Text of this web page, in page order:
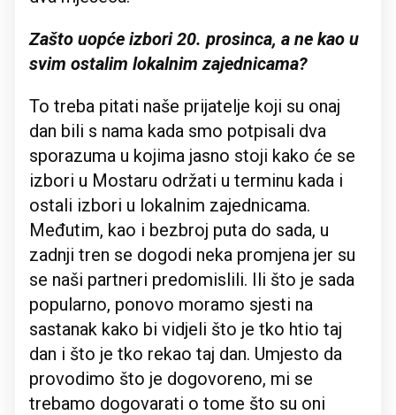
Zašto uopće izbori 20. prosinca, a ne kao u
svim ostalim lokalnim zajednicama?
To treba pitati naše prijatelje koji su onaj
dan bili s nama kada smo potpisali dva
sporazuma u kojima jasno stoji kako će se
izbori u Mostaru održati u terminu kada i
ostali izbori u lokalnim zajednicama.
Međutim, kao i bezbroj puta do sada, u
zadnji tren se dogodi neka promjena jer su
se naši partneri predomislili. Ili što je sada
popularno, ponovo moramo sjesti na
sastanak kako bi vidjeli što je tko htio taj
dan i što je tko rekao taj dan. Umjesto da
provodimo što je dogovoreno, mi se
trebamo dogovarati o tome što su oni